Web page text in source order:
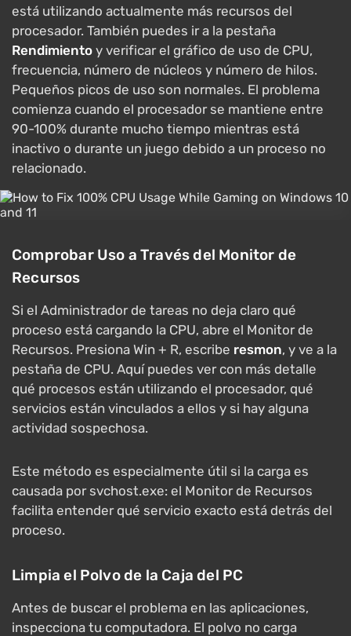
está utilizando actualmente más recursos del
procesador. También puedes ir a la pestaña
Rendimiento y verificar el gráfico de uso de CPU,
frecuencia, número de núcleos y número de hilos.
Pequeños picos de uso son normales. El problema
comienza cuando el procesador se mantiene entre
90-100% durante mucho tiempo mientras está
inactivo o durante un juego debido a un proceso no
relacionado.
Comprobar Uso a Través del Monitor de
Recursos
Si el Administrador de tareas no deja claro qué
proceso está cargando la CPU, abre el Monitor de
Recursos. Presiona Win + R, escribe resmon, y ve a la
pestaña de CPU. Aquí puedes ver con más detalle
qué procesos están utilizando el procesador, qué
servicios están vinculados a ellos y si hay alguna
actividad sospechosa.
Este método es especialmente útil si la carga es
causada por svchost.exe: el Monitor de Recursos
facilita entender qué servicio exacto está detrás del
proceso.
Limpia el Polvo de la Caja del PC
Antes de buscar el problema en las aplicaciones,
inspecciona tu computadora. El polvo no carga